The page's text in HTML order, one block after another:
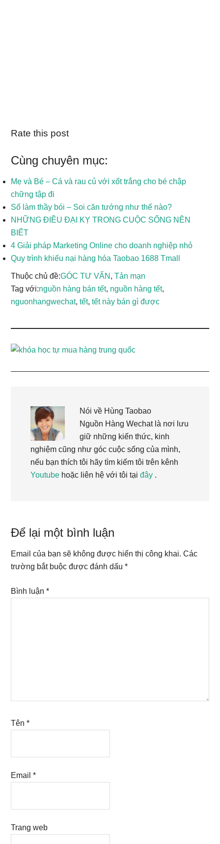
Rate this post
Cùng chuyên mục:
Mẹ và Bé – Cá và rau củ với xốt trắng cho bé chập
chững tập đi
Số làm thầy bói – Soi căn tướng như thế nào?
NHỮNG ĐIỀU ĐẠI KỴ TRONG CUỘC SỐNG NÊN
BIẾT
4 Giải pháp Marketing Online cho doanh nghiệp nhỏ
Quy trình khiếu nại hàng hóa Taobao 1688 Tmall
Thuộc chủ đề:GÓC TƯ VẤN ,Tản mạn
Tag với:nguồn hàng bán tết, nguồn hàng tết,
nguonhangwechat,tết,tết này bán gì được
Nói về Hùng Taobao
Nguồn Hàng Wechat là nơi lưu
giữ những kiến thức, kinh
nghiệm cũng như góc cuộc sống của mình,
nếu bạn thích tôi hãy tìm kiếm tôi trên kênh
Youtube hoặc liên hệ với tôi tại đây .
Reader
Interactions
Để lại một bình luận
Email của bạn sẽ không được hiển thị công khai. Các
trường bắt buộc được đánh dấu*
Bình luận*
Tên*
Email*
Trang web